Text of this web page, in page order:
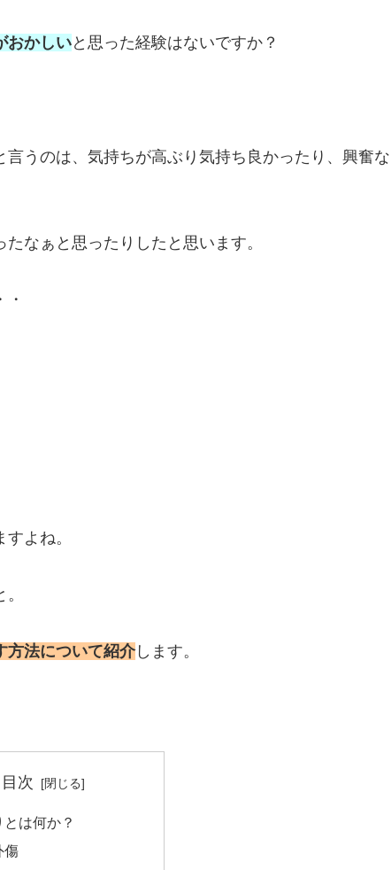
おかしいと思った経験はないですか？
うのは、気持ちが高ぶり気持ち良かったり、興奮な
なぁと思ったりしたと思います。
よね。
。
方法について紹介します。
目次
とは何か？
傷